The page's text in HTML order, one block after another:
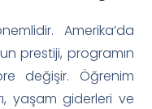
Amerika’da
prestiji, programın
değişir. Öğrenim
yaşam giderleri ve